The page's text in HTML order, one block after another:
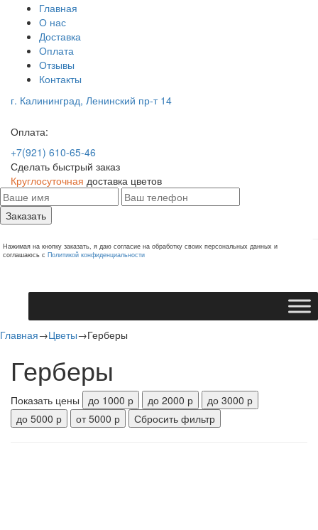
Главная
О нас
Доставка
Оплата
Отзывы
Контакты
г. Калининград, Ленинский пр-т 14
Оплата:
+7(921) 610-65-46
Сделать быстрый заказ
Круглосуточная доставка цветов
Заказать
Нажимая на кнопку заказать, я даю согласие на обработку своих персональных данных и
соглашаюсь с Политикой конфиденциальности
Главная→Цветы→Герберы
Герберы
Показать цены до 1000 р до 2000 р
до 3000 р
до 5000 р
от 5000 р Сбросить фильтр